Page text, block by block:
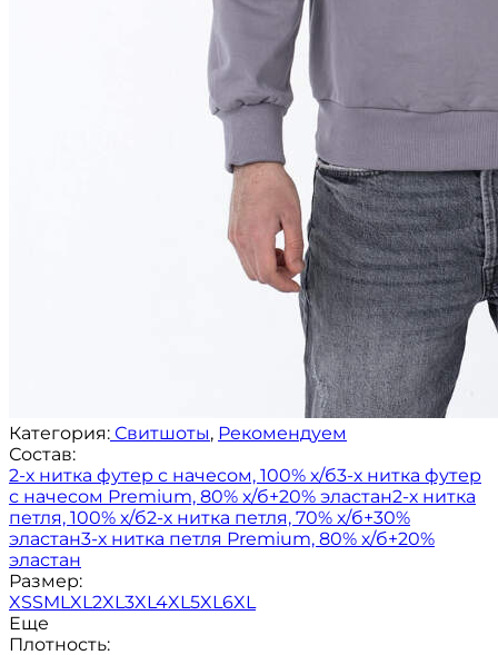
Категория: Свитшоты, Рекомендуем
Состав:
2-х нитка футер с начесом, 100% х/б3-х нитка футер
с начесом Premium, 80% х/б+20% эластан2-х нитка
петля, 100% х/б2-х нитка петля, 70% х/б+30%
эластан3-х нитка петля Premium, 80% х/б+20%
эластан
Размер:
XSSMLXL2XL3XL4XL5XL6XL
Еще
Плотность: